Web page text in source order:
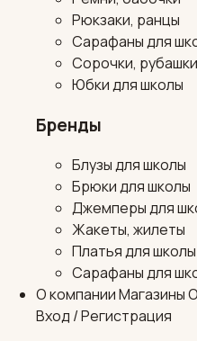
Рюкзаки, ранцы
Сарафаны для
Сорочки, рубашки
Юбки для школы
Бренды
Блузы для школы
Брюки для школы
Джемперы для
Жакеты, жилеты
Платья для школы
Сарафаны для
О компанииМагазины
Вход / Регистрация